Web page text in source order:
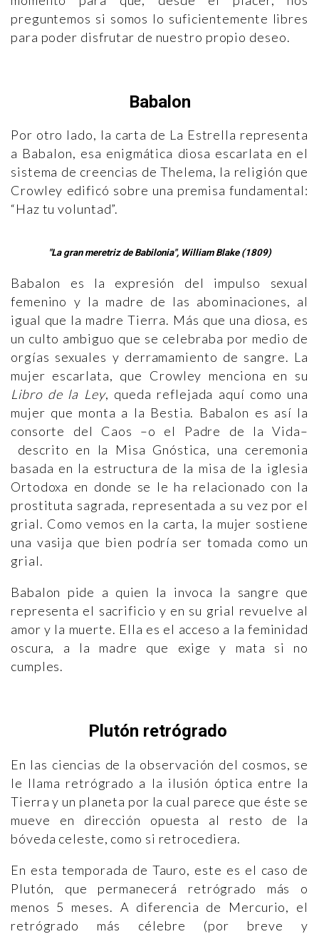
preguntemos si somos lo suficientemente libres
para poder disfrutar de nuestro propio deseo.
Babalon
Por otro lado, la carta de La Estrella representa
a Babalon, esa enigmática diosa escarlata en el
sistema de creencias de Thelema, la religión que
Crowley edificó sobre una premisa fundamental:
“Haz tu voluntad”.
"La gran meretriz de Babilonia", William Blake (1809)
Babalon es la expresión del impulso sexual
femenino y la madre de las abominaciones, al
igual que la madre Tierra. Más que una diosa, es
un culto ambiguo que se celebraba por medio de
orgías sexuales y derramamiento de sangre. La
mujer escarlata, que Crowley menciona en su
Libro de la Ley, queda reflejada aquí como una
mujer que monta a la Bestia. Babalon es así la
consorte del Caos –o el Padre de la Vida–
descrito en la Misa Gnóstica, una ceremonia
basada en la estructura de la misa de la iglesia
Ortodoxa en donde se le ha relacionado con la
prostituta sagrada, representada a su vez por el
grial. Como vemos en la carta, la mujer sostiene
una vasija que bien podría ser tomada como un
grial.
Babalon pide a quien la invoca la sangre que
representa el sacrificio y en su grial revuelve al
amor y la muerte. Ella es el acceso a la feminidad
oscura, a la madre que exige y mata si no
cumples.
Plutón retrógrado
En las ciencias de la observación del cosmos, se
le llama retrógrado a la ilusión óptica entre la
Tierra y un planeta por la cual parece que éste se
mueve en dirección opuesta al resto de la
bóveda celeste, como si retrocediera.
En esta temporada de Tauro, este es el caso de
Plutón, que permanecerá retrógrado más o
menos 5 meses. A diferencia de Mercurio, el
retrógrado más célebre (por breve y